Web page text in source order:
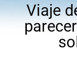
Viaje